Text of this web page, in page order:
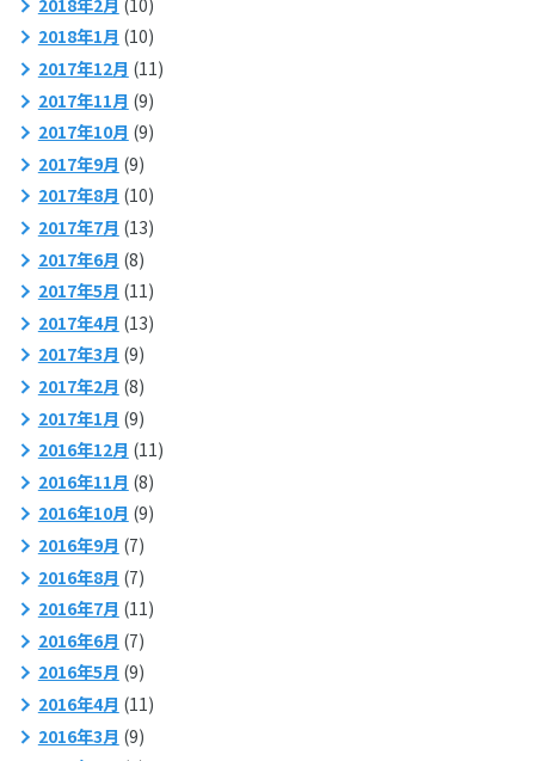
2018年1月 (10)
2017年12月 (11)
2017年11月 (9)
2017年10月 (9)
2017年9月 (9)
2017年8月 (10)
2017年7月 (13)
2017年6月 (8)
2017年5月 (11)
2017年4月 (13)
2017年3月 (9)
2017年2月 (8)
2017年1月 (9)
2016年12月 (11)
2016年11月 (8)
2016年10月 (9)
2016年9月 (7)
2016年8月 (7)
2016年7月 (11)
2016年6月 (7)
2016年5月 (9)
2016年4月 (11)
2016年3月 (9)